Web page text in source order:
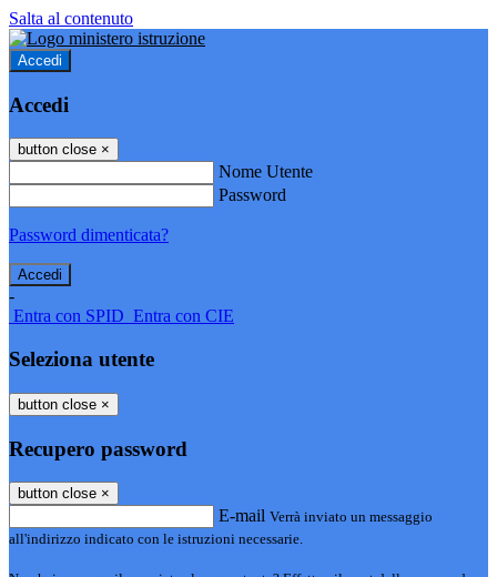
Salta al contenuto
Accedi
Accedi
button close ×
Nome Utente
Password
Password dimenticata?
-
Entra con SPID Entra con CIE
Seleziona utente
button close ×
Recupero password
button close ×
E-mail Verrà inviato un messaggio
all'indirizzo indicato con le istruzioni necessarie.